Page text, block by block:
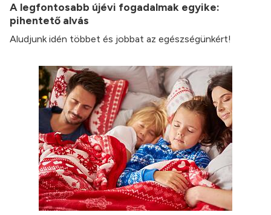
A legfontosabb újévi fogadalmak egyike:
pihentető alvás
Aludjunk idén többet és jobbat az egészségünkért!